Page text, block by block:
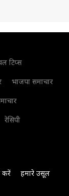
टिप्स
भाजपा समाचार
रेसिपी
करें
हमारे उसूल